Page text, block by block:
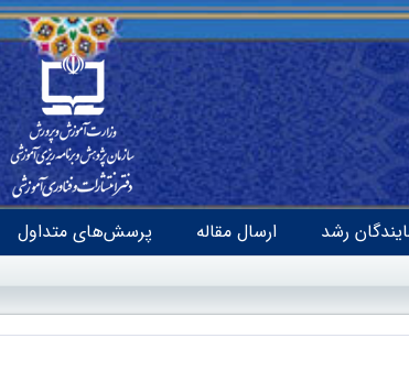
رشد ارسال مقاله پرسش‌های متداول